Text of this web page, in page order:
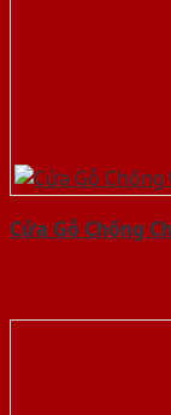
Cửa Gỗ Chống